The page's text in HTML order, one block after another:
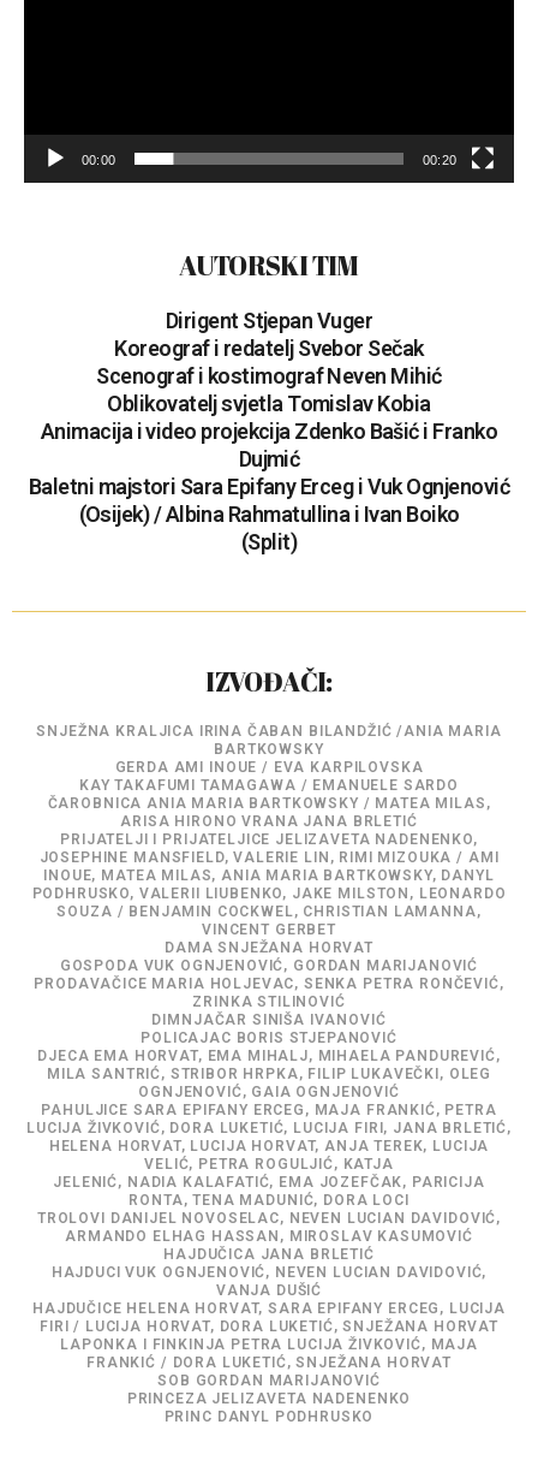
00:00 00:20
AUTORSKI TIM
Dirigent Stjepan Vuger
Koreograf i redatelj Svebor Sečak
Scenograf i kostimograf Neven Mihić
Oblikovatelj svjetla Tomislav Kobia
Animacija i video projekcija Zdenko Bašić i Franko
Dujmić
Baletni majstori Sara Epifany Erceg i Vuk Ognjenović
(Osijek) / Albina Rahmatullina i Ivan Boiko
(Split)
IZVOĐAČI:
SNJEŽNA KRALJICA IRINA ČABAN BILANDŽIĆ /ANIA MARIA
BARTKOWSKY
GERDA AMI INOUE / EVA KARPILOVSKA
KAY TAKAFUMI TAMAGAWA / EMANUELE SARDO
ČAROBNICA ANIA MARIA BARTKOWSKY / MATEA MILAS,
ARISA HIRONO VRANA JANA BRLETIĆ
PRIJATELJI I PRIJATELJICE JELIZAVETA NADENENKO,
JOSEPHINE MANSFIELD, VALERIE LIN, RIMI MIZOUKA / AMI
INOUE, MATEA MILAS, ANIA MARIA BARTKOWSKY, DANYL
PODHRUSKO, VALERII LIUBENKO, JAKE MILSTON, LEONARDO
SOUZA / BENJAMIN COCKWEL, CHRISTIAN LAMANNA,
VINCENT GERBET
DAMA SNJEŽANA HORVAT
GOSPODA VUK OGNJENOVIĆ, GORDAN MARIJANOVIĆ
PRODAVAČICE MARIA HOLJEVAC, SENKA PETRA RONČEVIĆ,
ZRINKA STILINOVIĆ
DIMNJAČAR SINIŠA IVANOVIĆ
POLICAJAC BORIS STJEPANOVIĆ
DJECA EMA HORVAT, EMA MIHALJ, MIHAELA PANDUREVIĆ,
MILA SANTRIĆ, STRIBOR HRPKA, FILIP LUKAVEČKI, OLEG
OGNJENOVIĆ, GAIA OGNJENOVIĆ
PAHULJICE SARA EPIFANY ERCEG, MAJA FRANKIĆ, PETRA
LUCIJA ŽIVKOVIĆ, DORA LUKETIĆ, LUCIJA FIRI, JANA BRLETIĆ,
HELENA HORVAT, LUCIJA HORVAT, ANJA TEREK, LUCIJA
VELIĆ, PETRA ROGULJIĆ, KATJA
JELENIĆ, NADIA KALAFATIĆ, EMA JOZEFČAK, PARICIJA
RONTA, TENA MADUNIĆ, DORA LOCI
TROLOVI DANIJEL NOVOSELAC, NEVEN LUCIAN DAVIDOVIĆ,
ARMANDO ELHAG HASSAN, MIROSLAV KASUMOVIĆ
HAJDUČICA JANA BRLETIĆ
HAJDUCI VUK OGNJENOVIĆ, NEVEN LUCIAN DAVIDOVIĆ,
VANJA DUŠIĆ
HAJDUČICE HELENA HORVAT, SARA EPIFANY ERCEG, LUCIJA
FIRI / LUCIJA HORVAT, DORA LUKETIĆ, SNJEŽANA HORVAT
LAPONKA I FINKINJA PETRA LUCIJA ŽIVKOVIĆ, MAJA
FRANKIĆ / DORA LUKETIĆ, SNJEŽANA HORVAT
SOB GORDAN MARIJANOVIĆ
PRINCEZA JELIZAVETA NADENENKO
PRINC DANYL PODHRUSKO